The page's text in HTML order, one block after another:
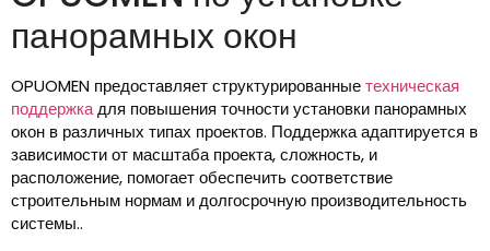
панорамных окон
OPUOMEN предоставляет структурированныетехническая
поддержкадля повышения точности установки панорамных
окон в различных типах проектов. Поддержка адаптируется в
зависимости от масштаба проекта, сложность, и
расположение, помогает обеспечить соответствие
строительным нормам и долгосрочную производительность
системы..